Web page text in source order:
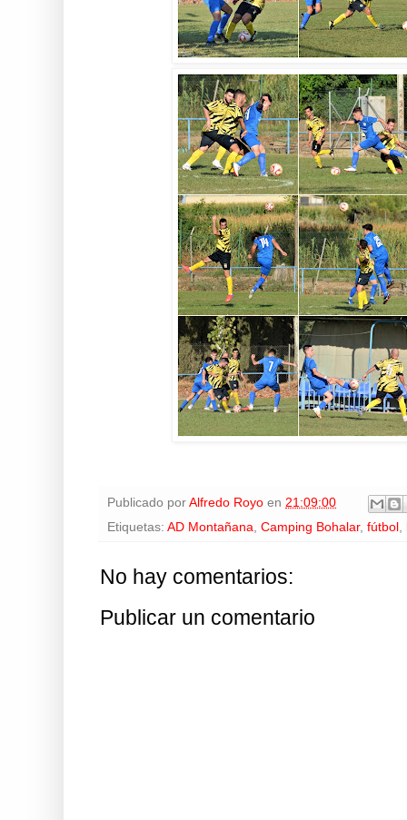
Publicado por Alfredo Royo en 21:09:00
Etiquetas: AD Montañana, Camping Bohalar, fútbol ,
No hay comentarios:
Publicar un comentario